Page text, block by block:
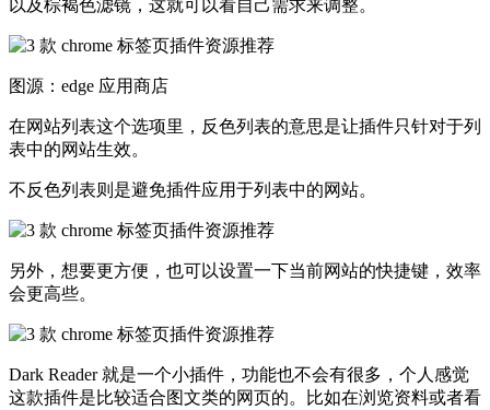
以及棕褐色滤镜，这就可以看自己需求来调整。
图源：edge 应用商店
在网站列表这个选项里，反色列表的意思是让插件只针对于列
表中的网站生效。
不反色列表则是避免插件应用于列表中的网站。
另外，想要更方便，也可以设置一下当前网站的快捷键，效率
会更高些。
Dark Reader 就是一个小插件，功能也不会有很多，个人感觉
这款插件是比较适合图文类的网页的。比如在浏览资料或者看